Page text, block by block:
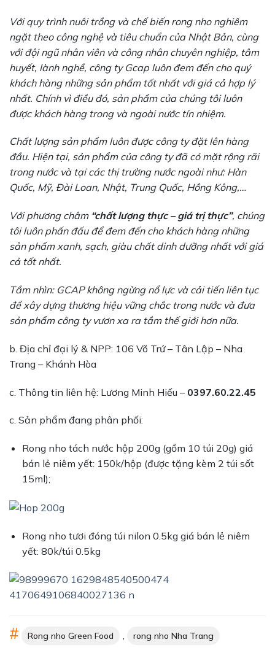
Với quy trình nuôi trồng và chế biến rong nho nghiêm
ngặt theo công nghệ và tiêu chuẩn của Nhật Bản, cùng
với đội ngũ nhân viên và công nhân chuyên nghiệp, tâm
huyết, lành nghề, công ty Gcap luôn đem đến cho quý
khách hàng những sản phẩm tốt nhất với giá cả hợp lý
nhất. Chính vì điều đó, sản phẩm của chúng tôi luôn
được khách hàng trong và ngoài nước tín nhiệm.
Chất lượng sản phẩm luôn được công ty đặt lên hàng
đầu. Hiện tại, sản phẩm của công ty đã có mặt rộng rãi
trong nước và tại các thị trường nước ngoài như: Hàn
Quốc, Mỹ, Đài Loan, Nhật, Trung Quốc, Hồng Kông,…
Với phương châm “chất lượng thực – giá trị thực”, chúng
tôi luôn phấn đấu để đem đến cho khách hàng những
sản phẩm xanh, sạch, giàu chất dinh dưỡng nhất với giá
cả tốt nhất.
Tầm nhìn: GCAP không ngừng nổ lực và cải tiến liên tục
để xây dựng thương hiệu vững chắc trong nước và đưa
sản phẩm công ty vươn xa ra tầm thế giới hơn nữa.
b. Địa chỉ đại lý & NPP: 106 Võ Trứ – Tân Lập – Nha
Trang – Khánh Hòa
c. Thông tin liên hệ: Lương Minh Hiếu – 0397.60.22.45
c. Sản phẩm đang phân phối:
Rong nho tách nước hộp 200g (gồm 10 túi 20g) giá
bán lẻ niêm yết: 150k/hộp (được tặng kèm 2 túi sốt
15ml);
Rong nho tươi đóng túi nilon 0.5kg giá bán lẻ niêm
yết: 80k/túi 0.5kg
Rong nho Green Food rong nho Nha Trang